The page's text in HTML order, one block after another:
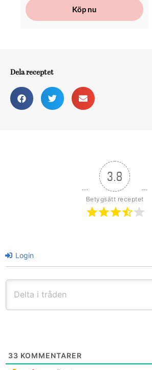
Köp nu
Dela receptet
3.8
Betygsätt receptet
Login
33 KOMMENTARER